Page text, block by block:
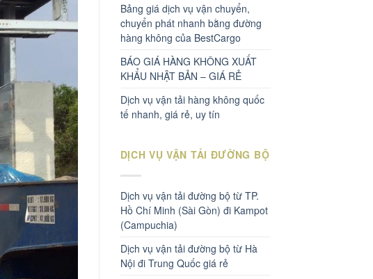
Bảng giá dịch vụ vận chuyển,
chuyển phát nhanh bằng đường
hàng không của BestCargo
BÁO GIÁ HÀNG KHÔNG XUẤT
KHẨU NHẬT BẢN – GIÁ RẺ
Dịch vụ vận tải hàng không quốc
tế nhanh, giá rẻ, uy tín
DỊCH VỤ VẬN TẢI ĐƯỜNG BỘ
Dịch vụ vận tải đường bộ từ TP.
Hồ Chí Minh (Sài Gòn) đi Kampot
(Campuchia)
Dịch vụ vận tải đường bộ từ Hà
Nội đi Trung Quốc giá rẻ